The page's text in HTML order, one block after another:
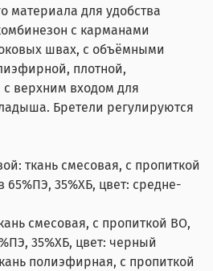
материала для удобства
с карманами
швах, с объёмными
плотной,
верхним входом для
Бретели регулируются
ткань смесовая, с пропиткой
65%ПЭ, 35%ХБ, цвет: средне-
смесовая, с пропиткой ВО,
35%ХБ, цвет: черный
полиэфирная, с пропиткой